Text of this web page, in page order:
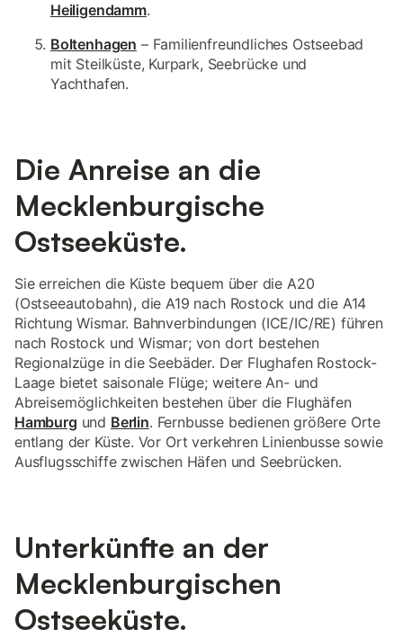
Heiligendamm.
Boltenhagen – Familienfreundliches Ostseebad
mit Steilküste, Kurpark, Seebrücke und
Yachthafen.
Die Anreise an die
Mecklenburgische
Ostseeküste.
Sie erreichen die Küste bequem über die A20
(Ostseeautobahn), die A19 nach Rostock und die A14
Richtung Wismar. Bahnverbindungen (ICE/IC/RE) führen
nach Rostock und Wismar; von dort bestehen
Regionalzüge in die Seebäder. Der Flughafen Rostock-
Laage bietet saisonale Flüge; weitere An- und
Abreisemöglichkeiten bestehen über die Flughäfen
Hamburg und Berlin. Fernbusse bedienen größere Orte
entlang der Küste. Vor Ort verkehren Linienbusse sowie
Ausflugsschiffe zwischen Häfen und Seebrücken.
Unterkünfte an der
Mecklenburgischen
Ostseeküste.